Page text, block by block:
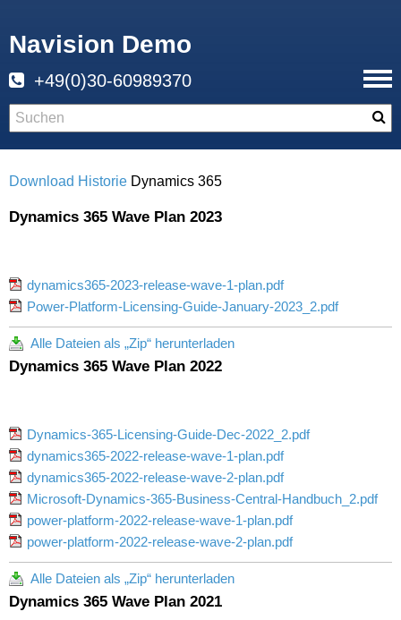
Navision Demo
+49(0)30-60989370
Download Historie Dynamics 365
Dynamics 365 Wave Plan 2023
dynamics365-2023-release-wave-1-plan.pdf
Power-Platform-Licensing-Guide-January-2023_2.pdf
Alle Dateien als „Zip“ herunterladen
Dynamics 365 Wave Plan 2022
Dynamics-365-Licensing-Guide-Dec-2022_2.pdf
dynamics365-2022-release-wave-1-plan.pdf
dynamics365-2022-release-wave-2-plan.pdf
Microsoft-Dynamics-365-Business-Central-Handbuch_2.pdf
power-platform-2022-release-wave-1-plan.pdf
power-platform-2022-release-wave-2-plan.pdf
Alle Dateien als „Zip“ herunterladen
Dynamics 365 Wave Plan 2021